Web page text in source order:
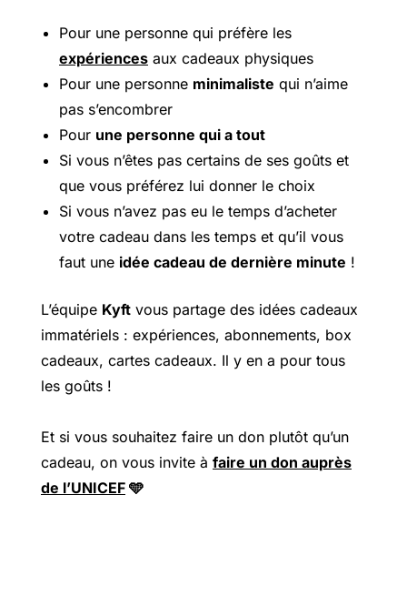
Pour une personne qui préfère les
expériences aux cadeaux physiques
Pour une personne minimaliste qui n’aime
pas s’encombrer
Pour une personne qui a tout
Si vous n’êtes pas certains de ses goûts et
que vous préférez lui donner le choix
Si vous n’avez pas eu le temps d’acheter
votre cadeau dans les temps et qu’il vous
faut une idée cadeau de dernière minute !
L’équipe Kyft vous partage des idées cadeaux
immatériels : expériences, abonnements, box
cadeaux, cartes cadeaux. Il y en a pour tous
les goûts !
Et si vous souhaitez faire un don plutôt qu’un
cadeau, on vous invite à faire un don auprès
de l’UNICEF 🩵